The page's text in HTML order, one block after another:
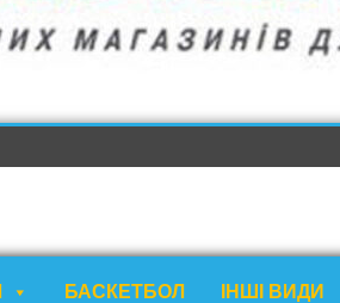
БАСКЕТБОЛ ІНШІ ВИДИ